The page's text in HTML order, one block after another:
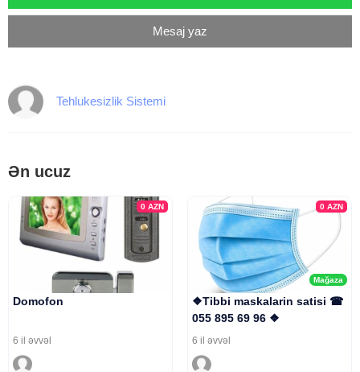
Mesaj yaz
Tehlukesizlik Sistemi
Ən ucuz
0AZN
Domofon
6 il əvvəl
Mağaza
0 AZN
❖Tibbi maskalarin satisi ☎
055 895 69 96 ❖
6 il əvvəl